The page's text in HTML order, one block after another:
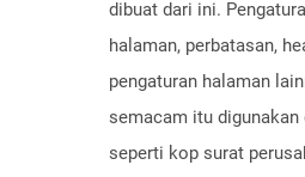
dibuat dari ini.
halaman, perbatasan,
pengaturan halaman
semacam itu
seperti kop surat